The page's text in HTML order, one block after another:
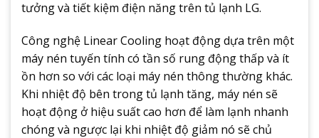
tưởng và tiết kiệm điện năng trên tủ lạnh LG.
Công nghệ Linear Cooling hoạt động dựa trên một
máy nén tuyến tính có tần số rung động thấp và ít
ồn hơn so với các loại máy nén thông thường khác.
Khi nhiệt độ bên trong tủ lạnh tăng, máy nén sẽ
hoạt động ở hiệu suất cao hơn để làm lạnh nhanh
chóng và ngược lại khi nhiệt độ giảm nó sẽ chủ